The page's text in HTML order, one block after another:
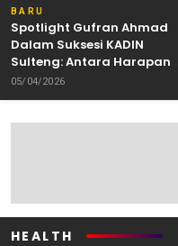
BARU
Spotlight Gufran Ahmad
Dalam Suksesi KADIN
Sulteng: Antara Harapan
dan Kebutuhan Perubahan
05/04/2026
HEALTH